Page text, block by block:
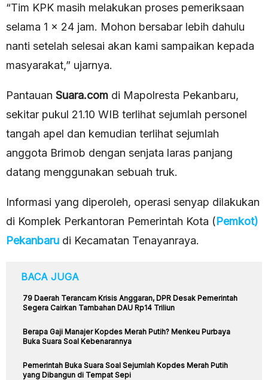
“Tim KPK masih melakukan proses pemeriksaan
selama 1 x 24 jam. Mohon bersabar lebih dahulu
nanti setelah selesai akan kami sampaikan kepada
masyarakat,” ujarnya.
Pantauan Suara.com di Mapolresta Pekanbaru,
sekitar pukul 21.10 WIB terlihat sejumlah personel
tangah apel dan kemudian terlihat sejumlah
anggota Brimob dengan senjata laras panjang
datang menggunakan sebuah truk.
Informasi yang diperoleh, operasi senyap dilakukan
di Komplek Perkantoran Pemerintah Kota (Pemkot)
Pekanbaru di Kecamatan Tenayanraya.
BACA JUGA
79 Daerah Terancam Krisis Anggaran, DPR Desak Pemerintah
Segera Cairkan Tambahan DAU Rp14 Triliun
Berapa Gaji Manajer Kopdes Merah Putih? Menkeu Purbaya
Buka Suara Soal Kebenarannya
Pemerintah Buka Suara Soal Sejumlah Kopdes Merah Putih
yang Dibangun di Tempat Sepi